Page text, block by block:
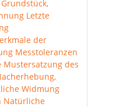
Letzte
der
Messtoleranzen
Mustersatzung des
Widmung
Natürliche